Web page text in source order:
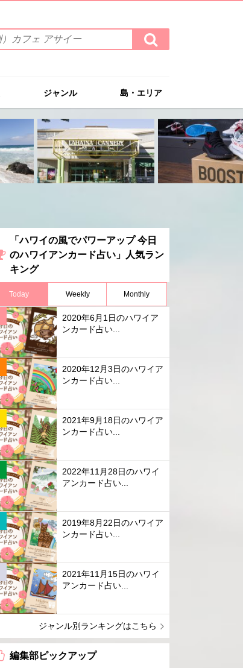
検
索
す
ジャンル 島・エリア
「ハワイの風でパワーアップ 今日
のハワイアンカード占い」人気ラン
キング
Today Weekly Monthly
2020年6月1日のハワイア
ンカード占い...
2020年12月3日のハワイア
ンカード占い...
2021年9月18日のハワイア
ンカード占い...
2022年11月28日のハワイ
アンカード占い...
2019年8月22日のハワイア
ンカード占い...
2021年11月15日のハワイ
アンカード占い...
ジャンル別ランキングはこちら
編集部ピックアップ